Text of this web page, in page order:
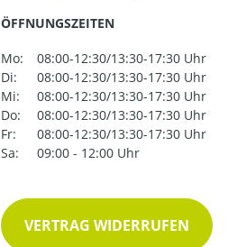
ÖFFNUNGSZEITEN
Mo:
08:00-12:30/13:30-17:30 Uhr
Di:
08:00-12:30/13:30-17:30 Uhr
Mi:
08:00-12:30/13:30-17:30 Uhr
Do:
08:00-12:30/13:30-17:30 Uhr
Fr:
08:00-12:30/13:30-17:30 Uhr
Sa:
09:00 - 12:00 Uhr
VERTRAG WIDERRUFEN